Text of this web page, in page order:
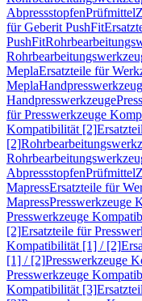
AbpressstopfenPrüfmittel
für Geberit PushFit
PushFit
MeplaErsatzteile für
Mepla
Handpresswerkzeuge
für Presswerkzeuge
Kompatibilität [2]
[2]
AbpressstopfenPrüfmittel
MapressErsatzteile für
MapressPresswerkzeuge
Presswerkzeuge
[2]Ersatzteile für
Kompatibilität [1] / [2]
[1] / [2]Presswerkzeuge
Presswerkzeuge
Kompatibilität [3]